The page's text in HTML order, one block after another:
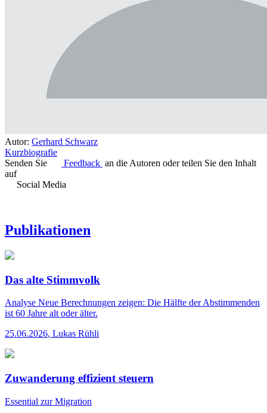
Autor: Gerhard Schwarz
Kurzbiografie
Senden Sie
Feedback an die Autoren oder teilen Sie den Inhalt
auf
Social Media
Publikationen
Das alte Stimmvolk
Analyse Neue Berechnungen zeigen: Die Hälfte der Abstimmenden
ist 60 Jahre alt oder älter.
25.06.2026, Lukas Rühli
Zuwanderung effizient steuern
Essential zur Migration